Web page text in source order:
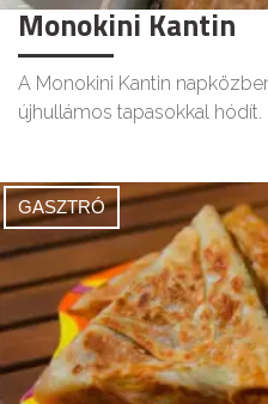
Monokini Kantin
A Monokini Kantin
újhullámos tapasokkal hódít.
GASZTRÓ